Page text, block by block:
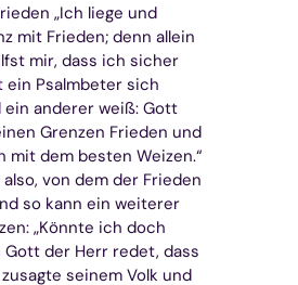
„Ich liege und
mit Frieden; denn allein
mir, dass ich sicher
ein Psalmbeter sich
anderer weiß: Gott
Grenzen Frieden und
mit dem besten Weizen.“
von dem der Frieden
so kann ein weiterer
„Könnte ich doch
Gott der Herr redet, dass
seinem Volk und